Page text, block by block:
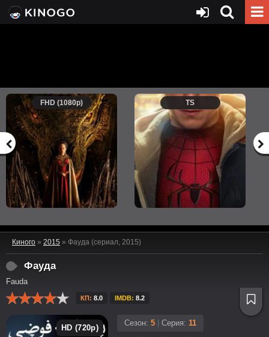
FHD (1080p) TS
Киного » 2015 » Фауда (сериал, 2015)
Фауда
Fauda
КП: 8.0 IMDB: 8.2
HD (720p)
Сезон: 5 Серия: 11